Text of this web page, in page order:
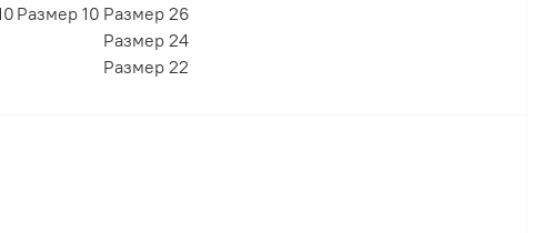
Размер 10 Размер 26
Размер 24
Размер 22